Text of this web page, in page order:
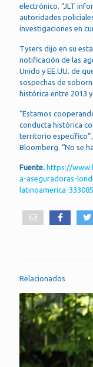
electrónico. “JLT
autoridades
investigaciones en
Tysers dijo en su
notificación de las
Unido y EE.UU. de
sospechas de
histórica entre 2013 y
“Estamos
conducta histórica
territorio
Bloomberg. “No se
Fuente. https://
a-aseguradoras-
latinoamerica-
Relacionados